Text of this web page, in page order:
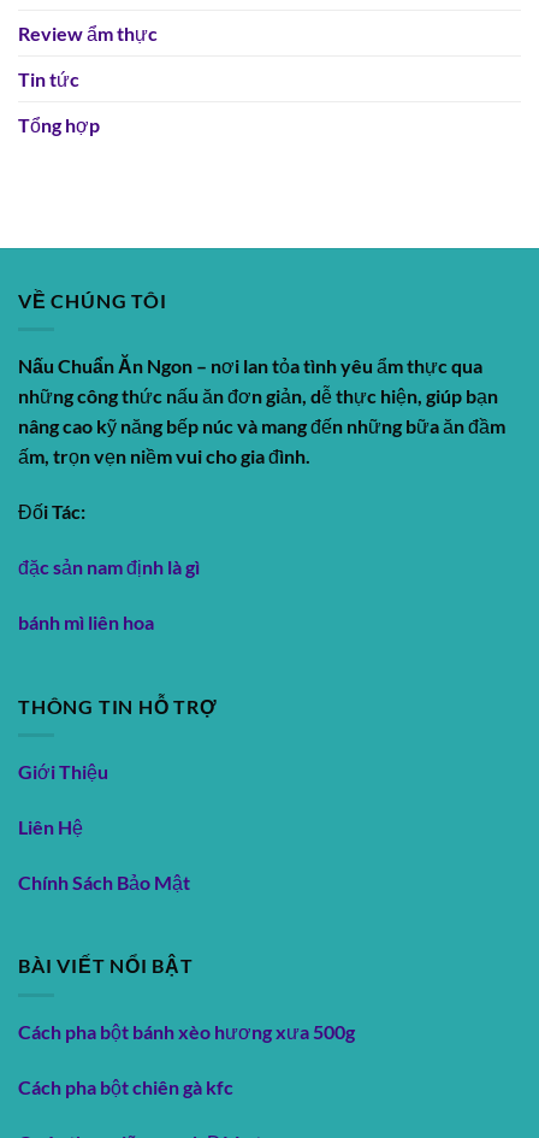
Review ẩm thực
Tin tức
Tổng hợp
VỀ CHÚNG TÔI
Nấu Chuẩn Ăn Ngon – nơi lan tỏa tình yêu ẩm thực qua
những công thức nấu ăn đơn giản, dễ thực hiện, giúp bạn
nâng cao kỹ năng bếp núc và mang đến những bữa ăn đầm
ấm, trọn vẹn niềm vui cho gia đình.
Đối Tác:
đặc sản nam định là gì
bánh mì liên hoa
THÔNG TIN HỖ TRỢ
Giới Thiệu
Liên Hệ
Chính Sách Bảo Mật
BÀI VIẾT NỔI BẬT
Cách pha bột bánh xèo hương xưa 500g
Cách pha bột chiên gà kfc